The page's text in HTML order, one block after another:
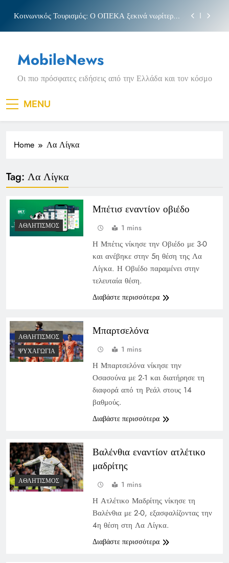
content
Κοινωνικός Τουρισμός: Ο ΟΠΕΚΑ ξεκινά νωρίτερα
Νέα Κρήτη: Σαρακήνικο και η φράση «Κρήτη
ΟΦΗ»
Πριγκιπάτο Στάδιο
Κοινωνικός Τουρισμός: Ο ΟΠΕΚΑ ξεκινά νωρίτερα
τις αιτήσεις
Μπέσσυ αργυράκη
Νέα Κρήτη: Σαρακήνικο και η φράση «Κρήτη
MobileNews
Οι πιο πρόσφατες ειδήσεις από την Ελλάδα και τον κόσμο
MENU
Home Λα Λίγκα
Tag: Λα Λίγκα
ΑΘΛΗΤΙΣΜΌΣ
Μπέτισ εναντίον οβιέδο
1 mins
Η Μπέτις νίκησε την Οβιέδο με 3-0
και ανέβηκε στην 5η θέση της Λα
Λίγκα. Η Οβιέδο παραμένει στην
τελευταία θέση.
Διαβάστε περισσότερα
ΑΘΛΗΤΙΣΜΌΣ
ΨΥΧΑΓΩΓΊΑ
Μπαρτσελόνα
1 mins
Η Μπαρτσελόνα νίκησε την
Οσασούνα με 2-1 και διατήρησε τη
διαφορά από τη Ρεάλ στους 14
βαθμούς.
Διαβάστε περισσότερα
ΑΘΛΗΤΙΣΜΌΣ
Βαλένθια εναντίον ατλέτικο
μαδρίτης
1 mins
Η Ατλέτικο Μαδρίτης νίκησε τη
Βαλένθια με 2-0, εξασφαλίζοντας την
4η θέση στη Λα Λίγκα.
Διαβάστε περισσότερα